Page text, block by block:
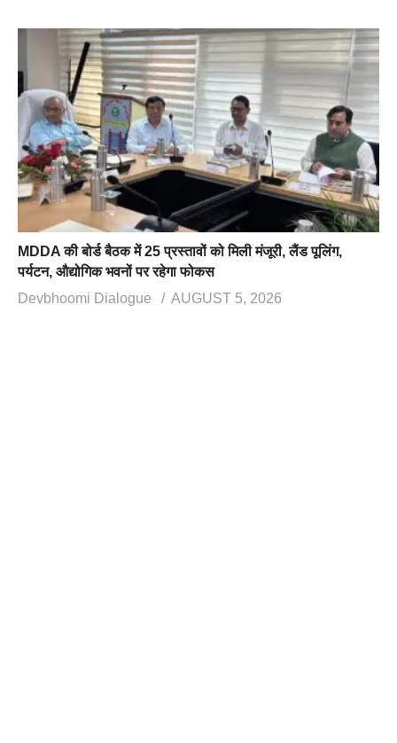
MDDA की बोर्ड बैठक में 25 प्रस्तावों को मिली मंजूरी, लैंड पूलिंग,
पर्यटन, औद्योगिक भवनों पर रहेगा फोकस
Devbhoomi Dialogue
AUGUST 5, 2026